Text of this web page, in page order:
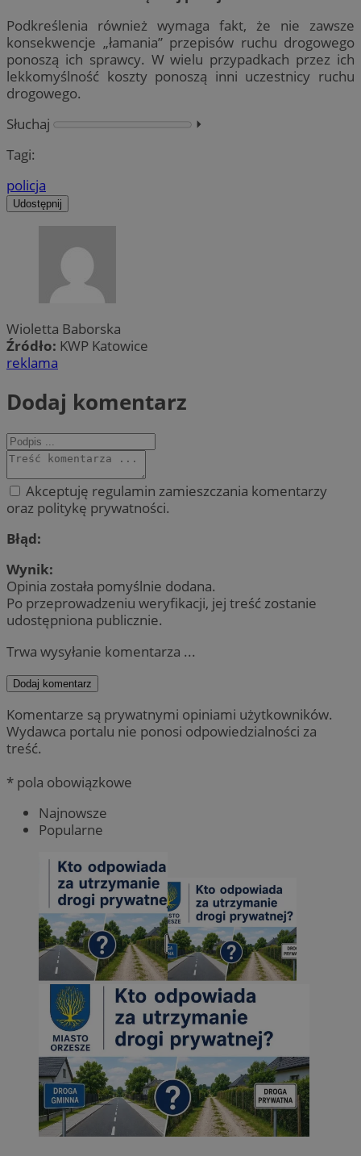
Podkreślenia również wymaga fakt, że nie zawsze
konsekwencje „łamania” przepisów ruchu drogowego
ponoszą ich sprawcy. W wielu przypadkach przez ich
lekkomyślność koszty ponoszą inni uczestnicy ruchu
drogowego.
Słuchaj
⏵︎
Tagi:
policja
Udostępnij
Wioletta Baborska
Źródło: KWP Katowice
reklama
Dodaj komentarz
Akceptuję regulamin zamieszczania komentarzy
oraz politykę prywatności.
Błąd:
Wynik:
Opinia została pomyślnie dodana.
Po przeprowadzeniu weryfikacji, jej treść zostanie
udostępniona publicznie.
Trwa wysyłanie komentarza ...
Dodaj komentarz
Komentarze są prywatnymi opiniami użytkowników.
Wydawca portalu nie ponosi odpowiedzialności za
treść.
* pola obowiązkowe
Najnowsze
Popularne